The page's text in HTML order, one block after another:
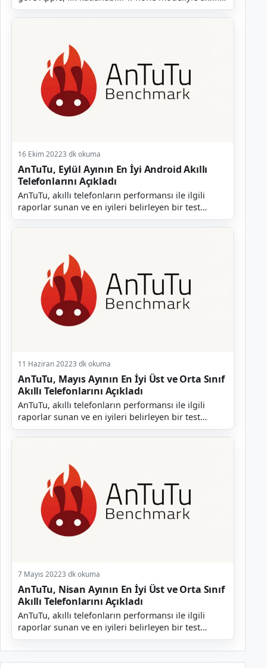
telefon dünyasında taşları yerinden oynatmaya
hazırl...
16 Ekim 20223 dk okuma
AnTuTu, Eylül Ayının En İyi Android Akıllı
Telefonlarını Açıkladı
AnTuTu, akıllı telefonların performansı ile ilgili
raporlar sunan ve en iyileri belirleyen bir test
platformudur. Şirket her ay olduğu gibi geçtiğimiz...
11 Haziran 20223 dk okuma
AnTuTu, Mayıs Ayının En İyi Üst ve Orta Sınıf
Akıllı Telefonlarını Açıkladı
AnTuTu, akıllı telefonların performansı ile ilgili
raporlar sunan ve en iyileri belirleyen bir test
platformudur. Şirket her ay olduğu gibi geçtiğimiz...
7 Mayıs 20223 dk okuma
AnTuTu, Nisan Ayının En İyi Üst ve Orta Sınıf
Akıllı Telefonlarını Açıkladı
AnTuTu, akıllı telefonların performansı ile ilgili
raporlar sunan ve en iyileri belirleyen bir test
platformudur. Şirket her ay olduğu gibi geçtiğimiz...